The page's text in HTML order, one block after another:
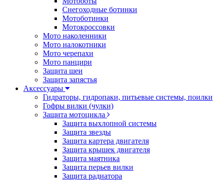
Снегоходные ботинки
Мотоботинки
Мотокроссовки
Мото наколенники
Мото налокотники
Мото черепахи
Мото панцири
Защита шеи
Защита запястья
Аксессуары
Гидраторы, гидропаки, питьевые системы, поилки
Гофры вилки (чулки)
Защита мотоцикла
Защита выхлопной системы
Защита звезды
Защита картера двигателя
Защита крышек двигателя
Защита маятника
Защита перьев вилки
Защита радиатора